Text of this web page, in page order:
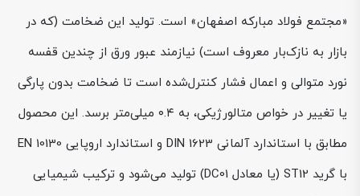
«مجتمع فولاد مبارکه اصفهان» است. تولید این ضخامت (که در
بازار به نازک‌بار معروف است) نیازمند عبور ورق از چندین قفسه
نورد متوالی و اعمال فشار کنترل‌شده است تا ضخامت بدون پارگی
یا تغییر در خواص متالورژیکی، به ۰.۴ میلی‌متر برسد. این محصول
مطابق با استاندارد آلمانی DIN 1623 و استاندارد اروپایی EN 10130
با گرید ST12 (یا معادل DC01) تولید می‌شود و ترکیب شیمیایی